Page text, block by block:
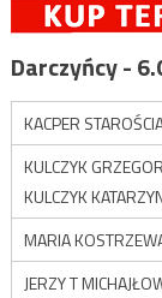
Darczyńcy -
KACPER
KULCZYK
KULCZYK
MARIA
JERZY T